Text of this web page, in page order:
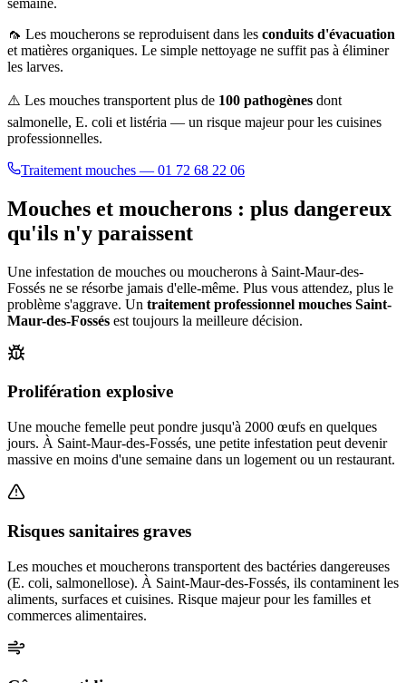
🦟 Les moucherons se reproduisent dans les conduits d'évacuation
et matières organiques. Le simple nettoyage ne suffit pas à éliminer
les larves.
⚠️ Les mouches transportent plus de 100 pathogènes dont
salmonelle, E. coli et listéria — un risque majeur pour les cuisines
professionnelles.
Traitement mouches — 01 72 68 22 06
Mouches et moucherons : plus dangereux
qu'ils n'y paraissent
Une infestation de mouches ou moucherons à Saint-Maur-des-
Fossés ne se résorbe jamais d'elle-même. Plus vous attendez, plus le
problème s'aggrave. Un traitement professionnel mouches Saint-
Maur-des-Fossés est toujours la meilleure décision.
Prolifération explosive
Une mouche femelle peut pondre jusqu'à 2000 œufs en quelques
jours. À Saint-Maur-des-Fossés, une petite infestation peut devenir
massive en moins d'une semaine dans un logement ou un restaurant.
Risques sanitaires graves
Les mouches et moucherons transportent des bactéries dangereuses
(E. coli, salmonellose). À Saint-Maur-des-Fossés, ils contaminent les
aliments, surfaces et cuisines. Risque majeur pour les familles et
commerces alimentaires.